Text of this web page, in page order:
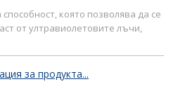
която позволява да се
от ултравиолетовите лъчи,
количество топлина, която е
деня. Индексът на отражение на
е 100.2, както е документирано
за продукта...